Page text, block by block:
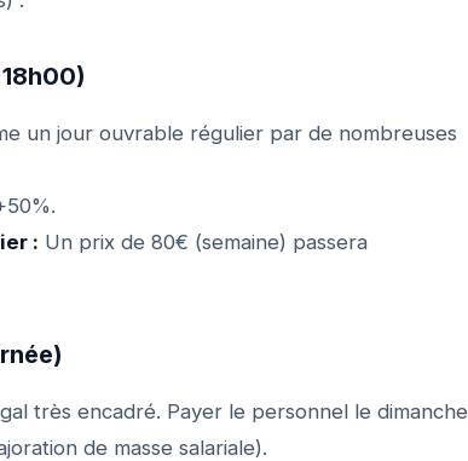
un jour ouvrable régulier par de nombreuses
: Un prix de 80€ (semaine) passera
très encadré. Payer le personnel le dimanche
de masse salariale).